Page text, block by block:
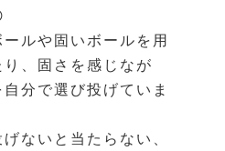
ルや固いボールを用
、固さを感じなが
分で選び投げていま
ないと当たらない、